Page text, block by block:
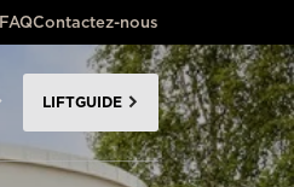
FAQContactez-nous
LIFTGUIDE